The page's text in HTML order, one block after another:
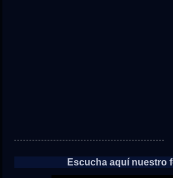
Escucha aquí nuestro